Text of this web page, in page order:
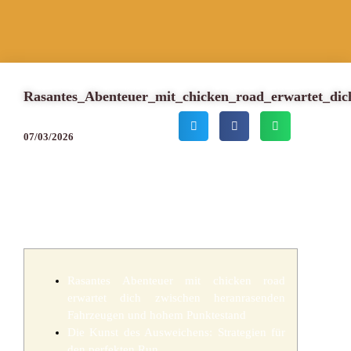
07/03/2026
Rasantes Abenteuer mit chicken road
erwartet dich zwischen heranrasenden
Fahrzeugen und hohem Punktestand
Die Kunst des Ausweichens: Strategien für